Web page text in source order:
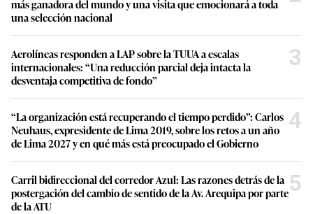
más ganadora del mundo y una visita que emocionará a toda
una selección nacional
Aerolíneas responden a LAP sobre la TUUA a escalas
internacionales: “Una reducción parcial deja intacta la
desventaja competitiva de fondo”
3
“La organización está recuperando el tiempo perdido”: Carlos
Neuhaus, expresidente de Lima 2019, sobre los retos a un año
de Lima 2027 y en qué más está preocupado el Gobierno
4
Carril bidireccional del corredor Azul: Las razones detrás de la
postergación del cambio de sentido de la Av. Arequipa por parte
de la ATU
5